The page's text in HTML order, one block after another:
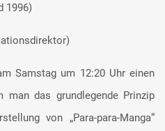
1996)
Samstag um 12:20 Uhr einen
man das grundlegende Prinzip
von „Para-para-Manga“